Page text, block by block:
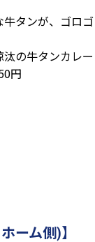
タンが、ゴロ
汰の牛タンカレ
円
ーム側)】